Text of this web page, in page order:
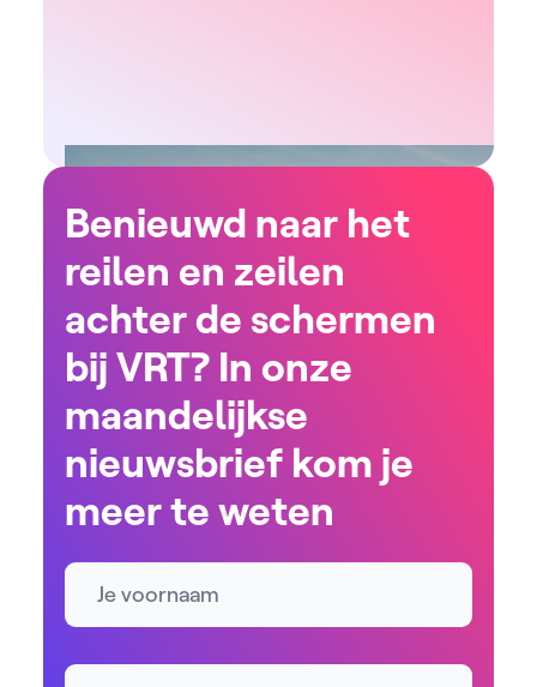
Benieuwd naar het
reilen en zeilen
achter de schermen
bij VRT? In onze
maandelijkse
nieuwsbrief kom je
meer te weten
Naam
E-mailadres *